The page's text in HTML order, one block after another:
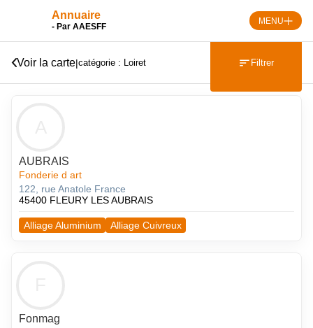
Annuaire
- Par AAESFF
MENU
Voir la carte|catégorie : Loiret Filtrer
AUBRAIS
Fonderie d art
122, rue Anatole France
45400 FLEURY LES AUBRAIS
Alliage Aluminium Alliage Cuivreux
Fonmag